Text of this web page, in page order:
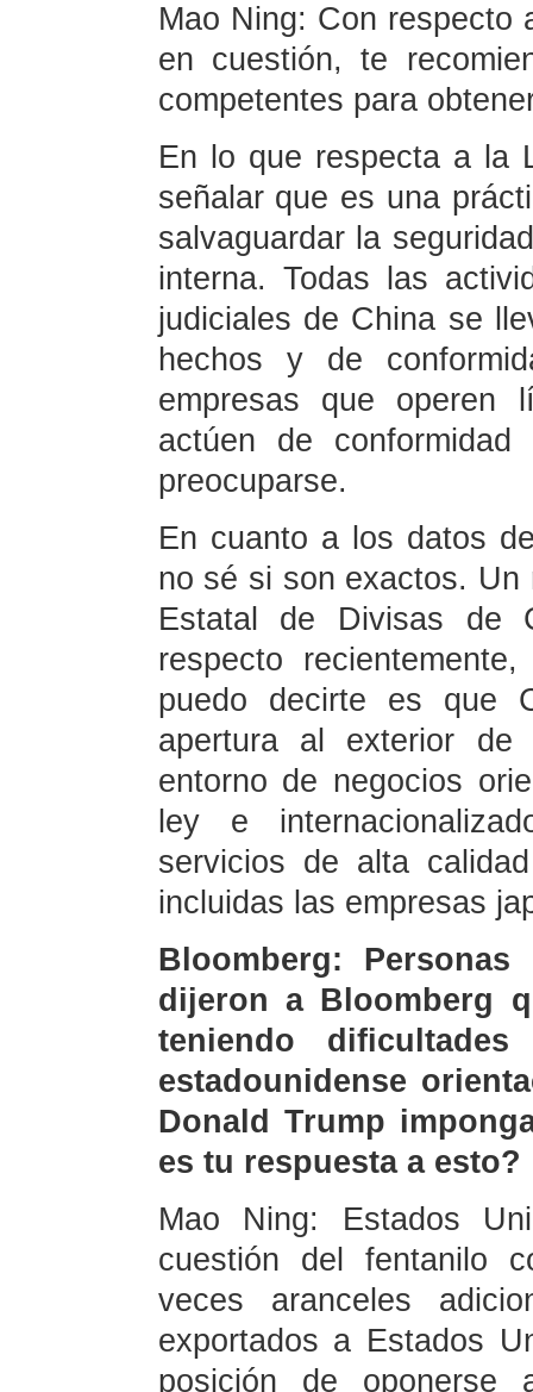
Mao Ning: Con respecto
en cuestión, te
competentes para
En lo que respecta a la
señalar que es una
salvaguardar la
interna. Todas las
judiciales de China se
hechos y de
empresas que operen
actúen de
preocuparse.
En cuanto a los datos
no sé si son exactos. Un
Estatal de Divisas de
respecto
puedo decirte es que
apertura al exterior
entorno de negocios
ley e
servicios de alta
incluidas las empresas
Bloomberg:
dijeron a Bloomberg
teniendo
estadounidense
Donald Trump
es tu respuesta a esto?
Mao Ning: Estados
cuestión del fentanilo
veces aranceles
exportados a Estados
posición de oponerse